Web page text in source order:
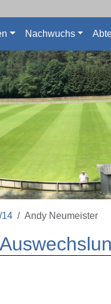
Nachwuchs
14 Andy Neumeister